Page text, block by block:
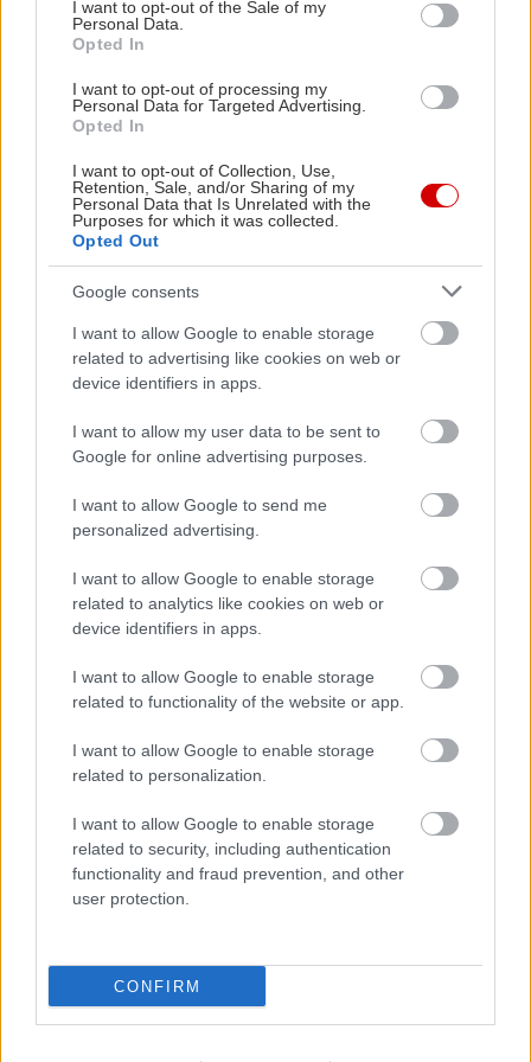
I want to opt-out of the Sale of my
Personal Data.
Opted In
I want to opt-out of processing my
Personal Data for Targeted Advertising.
Opted In
I want to opt-out of Collection, Use,
Retention, Sale, and/or Sharing of my
Personal Data that Is Unrelated with the
Purposes for which it was collected.
Opted Out
Google consents
I want to allow Google to enable storage
related to advertising like cookies on web or
device identifiers in apps.
I want to allow my user data to be sent to
Google for online advertising purposes.
I want to allow Google to send me
personalized advertising.
I want to allow Google to enable storage
related to analytics like cookies on web or
device identifiers in apps.
I want to allow Google to enable storage
related to functionality of the website or app.
I want to allow Google to enable storage
related to personalization.
I want to allow Google to enable storage
related to security, including authentication
functionality and fraud prevention, and other
user protection.
CONFIRM
ανθρώπου, μισητού από κάποιους αλλά αγαπητού
από τους περισσότερους, του οποίου η ζωή
συμπίπτει με την ιστορία του κινηματογράφου και
τα μεγάλα γεγονότα του αιώνα μας. Ο Ρίτσαρντ
Ατένμπορο κάνει μια εντυπωσιακή αναπαράσταση
της εποχής, έχοντας ως συμμάχους τις πολύ
καλές ερμηνείες, ειδικά του συγκλονιστικού στον
κεντρικό ρόλο Ρόμπερτ Ντάουνι Τζούνιορ.
Όλες οι Ταινίες
ΤΑΙΝΊΕΣ (ΕΛΛΗΝΙΚΌΣ ΤΊΤΛΟΣ)
ΤΑΙΝΊΕΣ (ΠΡΩΤΌΤΥΠΟΣ ΤΊΤΛΟΣ)
Όλες οι Αίθουσες
ΑΊΘΟΥΣΕΣ (ΑΛΦΑΒΗΤΙΚΆ)
MULTIPLEX